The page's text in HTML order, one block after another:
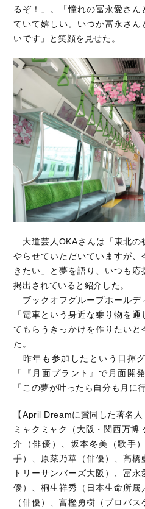
るぞ！」。「憧れの冨永愛さん
ていて嬉しい。いつか冨永さん
いです」と笑顔を見せた。
大道芸人OKAさんは「東北の
やらせていただいていますが
きたい」と夢を語り、いつも応
掲出されていると紹介した。
ブックオフグループホールデ
「電車という身近な乗り物を
てもらうきっかけを作りたいと
た。
昨年も参加したという日揮
「『月面プラント』で月面開
「この夢が叶ったら自分も月に
【April Dreamに賛同した著名人
ミャクミャク（大阪・関西万博
介（俳優）、坂本冬美（歌手
手）、原菜乃華（俳優）、髙橋
トリーサンバーズ大阪）、冨
優）、桐生祥秀（日本生命所属
（俳優）、富樫勇樹（プロバ